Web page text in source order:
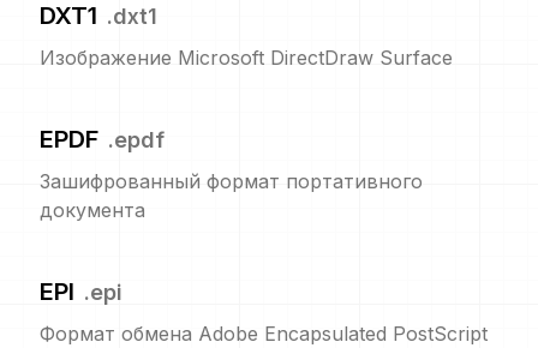
DXT1 .dxt1
Изображение Microsoft DirectDraw Surface
EPDF .epdf
Зашифрованный формат портативного
документа
EPI .epi
Формат обмена Adobe Encapsulated PostScript